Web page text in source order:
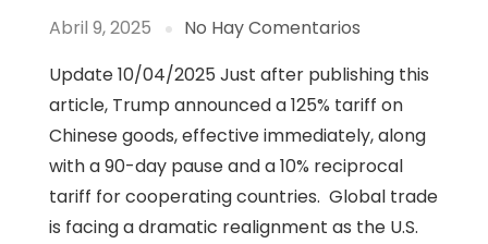
Abril 9, 2025
No Hay Comentarios
Update 10/04/2025 Just after publishing this
article, Trump announced a 125% tariff on
Chinese goods, effective immediately, along
with a 90-day pause and a 10% reciprocal
tariff for cooperating countries. Global trade
is facing a dramatic realignment as the U.S.